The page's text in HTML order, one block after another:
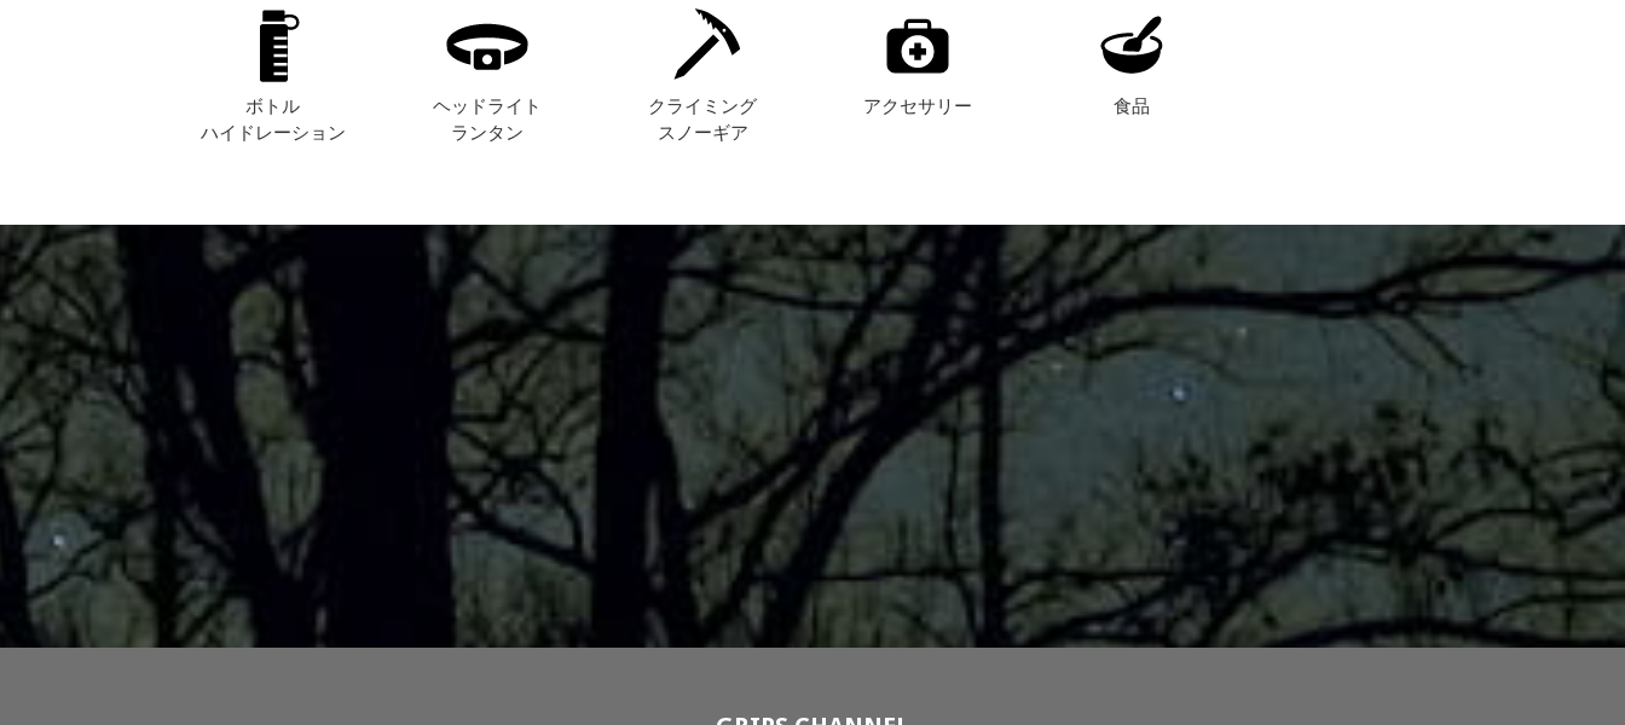
ボトル
ハイドレーション
ヘッドライト
ランタン
クライミング
スノーギア
アクセサリー 食品